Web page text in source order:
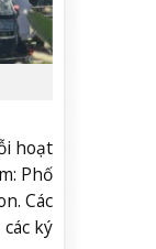
hoạt
Phố
Các
ký